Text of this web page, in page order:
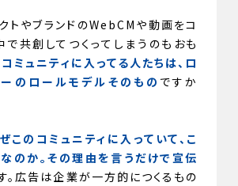
トやブランドのWebCMや動画をコ
で共創してつくってしまうのもおも
コミュニティに入ってる人たちは、ロ
のロールモデルそのもの ですか
このコミュニティに入っていて、こ
のか。その理由を言うだけで宣伝
。広告は企業が一方的につくるもの